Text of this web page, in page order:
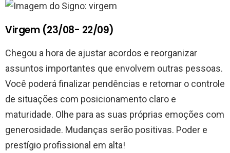
Virgem (23/08- 22/09)
Chegou a hora de ajustar acordos e reorganizar
assuntos importantes que envolvem outras pessoas.
Você poderá finalizar pendências e retomar o controle
de situações com posicionamento claro e
maturidade. Olhe para as suas próprias emoções com
generosidade. Mudanças serão positivas. Poder e
prestígio profissional em alta!